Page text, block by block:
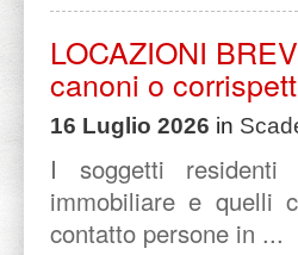
LOCAZIONI
canoni o
16 Luglio 2026 in
I soggetti residenti
immobiliare e quelli
contatto persone in ...